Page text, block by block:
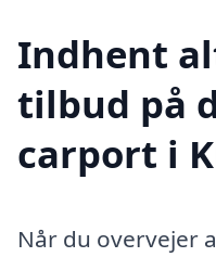
Indhent
tilbud på
carport i
Når du overvejer